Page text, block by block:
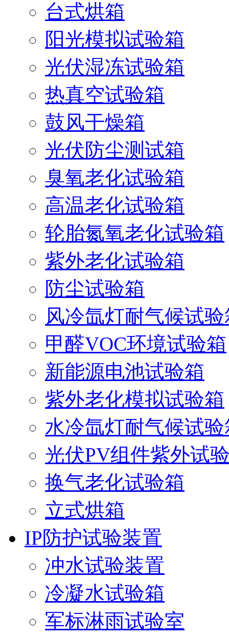
台式烘箱
阳光模拟试验箱
光伏湿冻试验箱
热真空试验箱
鼓风干燥箱
光伏防尘测试箱
臭氧老化试验箱
高温老化试验箱
轮胎氮氧老化试验箱
紫外老化试验箱
防尘试验箱
风冷氙灯耐气候试
甲醛VOC环境试验箱
新能源电池试验箱
紫外老化模拟试验箱
水冷氙灯耐气候试验
光伏PV组件紫外试
换气老化试验箱
立式烘箱
IP防护试验装置
冲水试验装置
冷凝水试验箱
军标淋雨试验室